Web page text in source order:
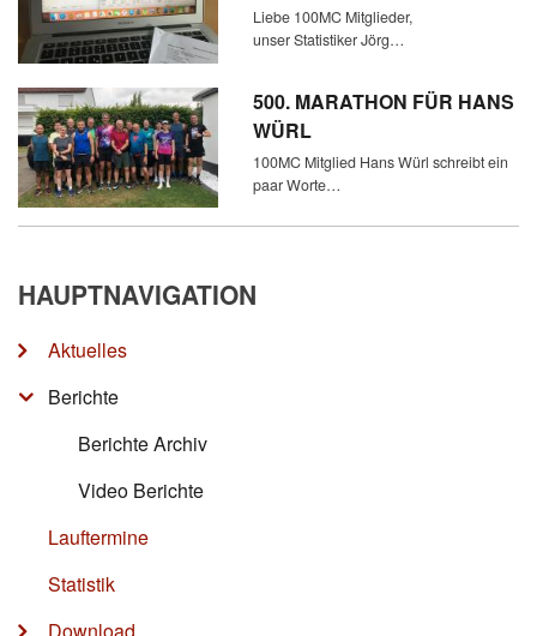
Liebe 100MC Mitglieder,
unser Statistiker Jörg…
500. MARATHON FÜR HANS
WÜRL
100MC Mitglied Hans Würl schreibt ein
paar Worte…
HAUPTNAVIGATION
Aktuelles
Berichte
Berichte Archiv
Video Berichte
Lauftermine
Statistik
Download